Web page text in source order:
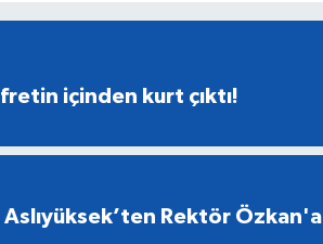
içinden kurt çıktı!
Aslıyüksek’ten Rektör Özkan'a